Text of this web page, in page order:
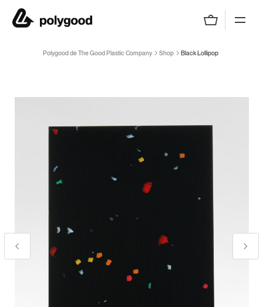
Polygood de The Good Plastic Company
Polygood de The Good Plastic Company Shop Black Lollipop